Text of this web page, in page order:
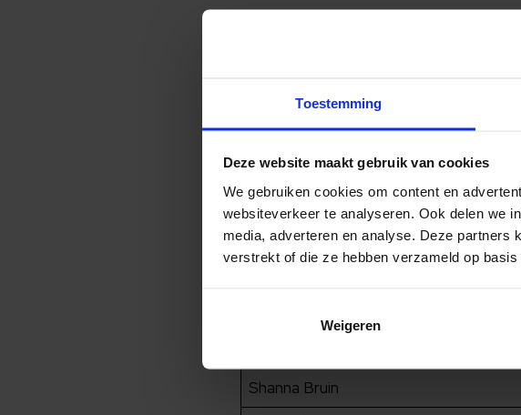
Toestemming
Deze website maakt gebruik van cookies
We gebruiken cookies om content en
websiteverkeer te analyseren. Ook delen we
media, adverteren en analyse. Deze partners
verstrekt of die ze hebben verzameld op
Weigeren
VWO Gymnasium
Keanaley Komproe
Shanna Bruin